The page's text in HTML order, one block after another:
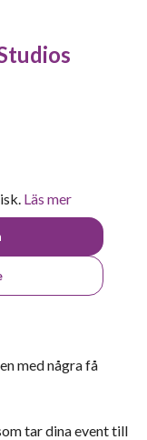
Läs mer
med några få
tar dina event till